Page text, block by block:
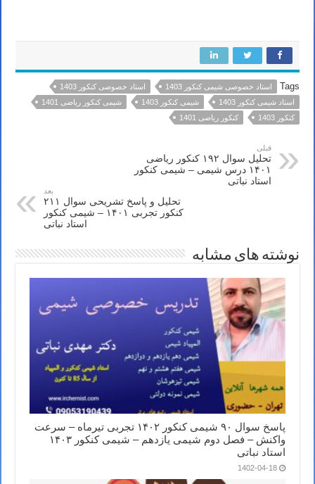
Tags استاد خصوصی شیمی کنکور 1403
استاد خصوصی کنکور 1403
استاد شیمی کنکور 1403
شیمی کنکور 1403
شیمی کنکور ریاضی 1401
کنکور 1403
کنکور ریاضی 1401
قبلی
تحلیل سوال ۱۹۲ کنکور ریاضی
۱۴۰۱ درس شیمی – شیمی کنکور
استاد نباتی
بعد
تحلیل و پاسخ تشریحی سوال ۲۱۱
کنکور تجربی ۱۴۰۱ – شیمی کنکور
استاد نباتی
نوشته های مشابه
پاسخ سوال ۹۰ شیمی کنکور ۱۴۰۲ تجربی تیرماه – سرعت
واکنش – فصل دوم شیمی یازدهم – شیمی کنکور ۱۴۰۳
استاد نباتی
1402-04-18